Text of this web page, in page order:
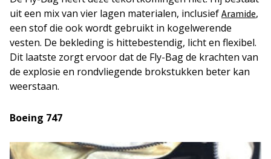
uit een mix van vier lagen materialen, inclusief Aramide,
een stof die ook wordt gebruikt in kogelwerende
vesten. De bekleding is hittebestendig, licht en flexibel.
Dit laatste zorgt ervoor dat de Fly-Bag de krachten van
de explosie en rondvliegende brokstukken beter kan
weerstaan.
Boeing 747